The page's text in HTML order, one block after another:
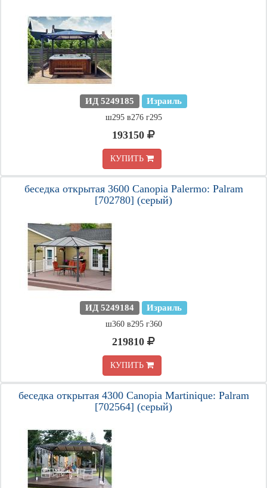
ИД 5249185 Израиль
ш295 в276 г295
193150
КУПИТЬ
беседка открытая 3600 Canopia Palermo: Palram
[702780] (серый)
ИД 5249184 Израиль
ш360 в295 г360
219810
КУПИТЬ
беседка открытая 4300 Canopia Martinique: Palram
[702564] (серый)